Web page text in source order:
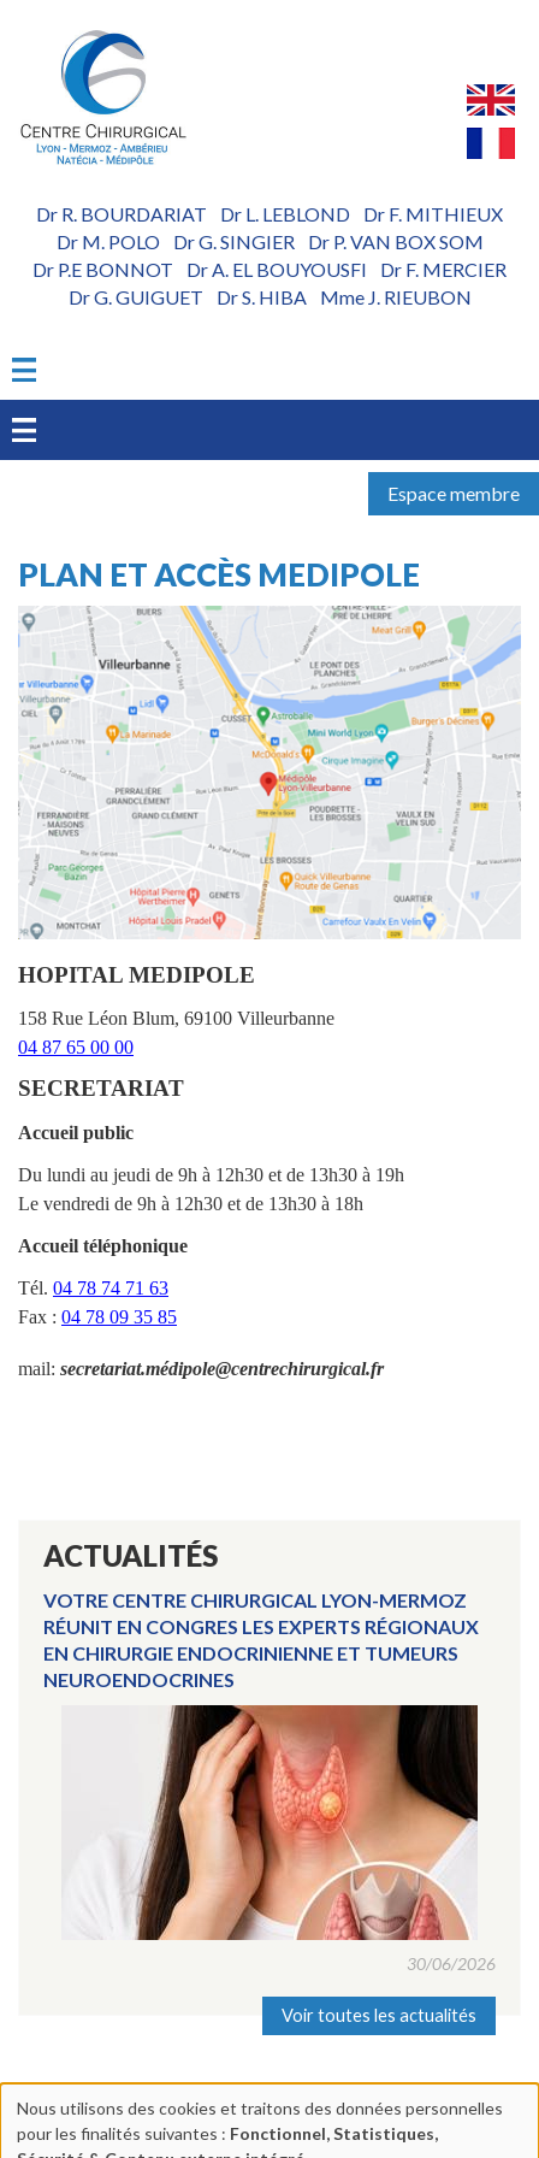
Dr R. BOURDARIAT Dr L. LEBLOND
Dr F. MITHIEUX
Dr M. POLO- Dr G. SINGIER- Dr P. VAN BOX SOM
Dr P.E BONNOT
Dr A. EL BOUYOUSFI
Dr F. MERCIER
Dr G. GUIGUET
Dr S. HIBA- Mme J. RIEUBON
Espace membre
PLAN ET ACCÈS MEDIPOLE
HOPITAL MEDIPOLE
158 Rue Léon Blum, 69100 Villeurbanne
04 87 65 00 00
SECRETARIAT
Accueil public
Du lundi au jeudi de 9h à 12h30 et de 13h30 à 19h
Le vendredi de 9h à 12h30 et de 13h30 à 18h
Accueil téléphonique
Tél. 04 78 74 71 63
Fax : 04 78 09 35 85
mail: secretariat.médipole@centrechirurgical.fr
ACTUALITÉS
VOTRE CENTRE CHIRURGICAL LYON-MERMOZ
RÉUNIT EN CONGRES LES EXPERTS RÉGIONAUX
EN CHIRURGIE ENDOCRINIENNE ET TUMEURS
NEUROENDOCRINES
30/06/2026
Voir toutes les actualités
Centre Chirurgical Lyon Mermoz | 17 rue Nieuport 69008 Lyon |
Utilisation
Nous utilisons des cookies et traitons des données personnelles
pour les finalités suivantes : Fonctionnel, Statistiques,